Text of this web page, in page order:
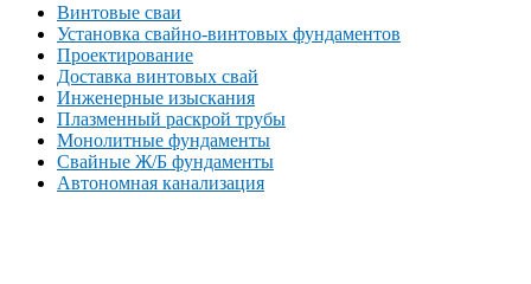
Винтовые сваи
Установка свайно-винтовых фундаментов
Проектирование
Доставка винтовых свай
Инженерные изыскания
Плазменный раскрой трубы
Монолитные фундаменты
Свайные Ж/Б фундаменты
Автономная канализация